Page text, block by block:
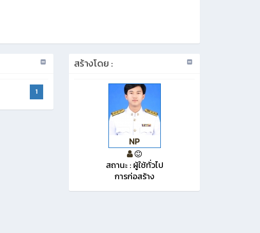
1
สร้างโดย :
NP
สถานะ : ผู้ใช้ทั่วไป
การก่อสร้าง